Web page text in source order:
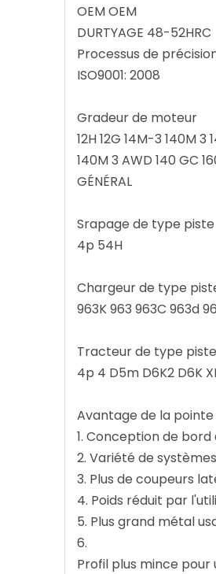
OEM OEM
DURTYAGE 48-52HRC
Processus de précision
ISO9001: 2008
Gradeur de moteur
12H 12G 14M-3 140M 3
140M 3 AWD 140 GC
GÉNÉRAL
Srapage de type piste
4p 54H
Chargeur de type
963K 963 963C 963d
Tracteur de type piste
4p 4 D5m D6K2 D6K
Avantage de la
1. Conception de
2. Variété de
3. Plus de coupeurs
4. Poids réduit par
5. Plus grand métal
6.
Profil plus mince